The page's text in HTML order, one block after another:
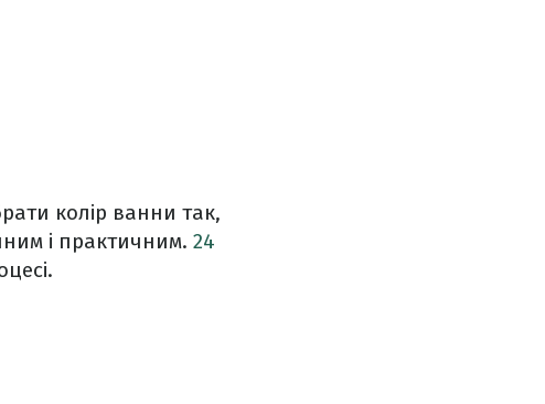
колір ванни так,
і практичним. 24